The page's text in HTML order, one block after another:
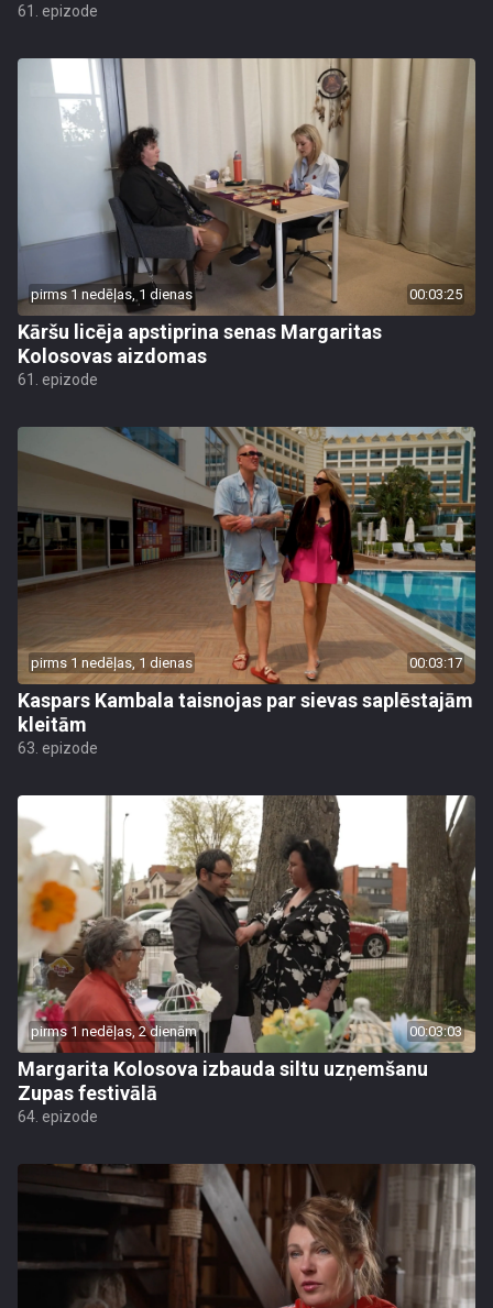
61. epizode
pirms 1 nedēļas, 1 dienas 00:03:25
Kāršu licēja apstiprina senas Margaritas
Kolosovas aizdomas
61. epizode
pirms 1 nedēļas, 1 dienas 00:03:17
Kaspars Kambala taisnojas par sievas saplēstajām
kleitām
63. epizode
pirms 1 nedēļas, 2 dienām 00:03:03
Margarita Kolosova izbauda siltu uzņemšanu
Zupas festivālā
64. epizode